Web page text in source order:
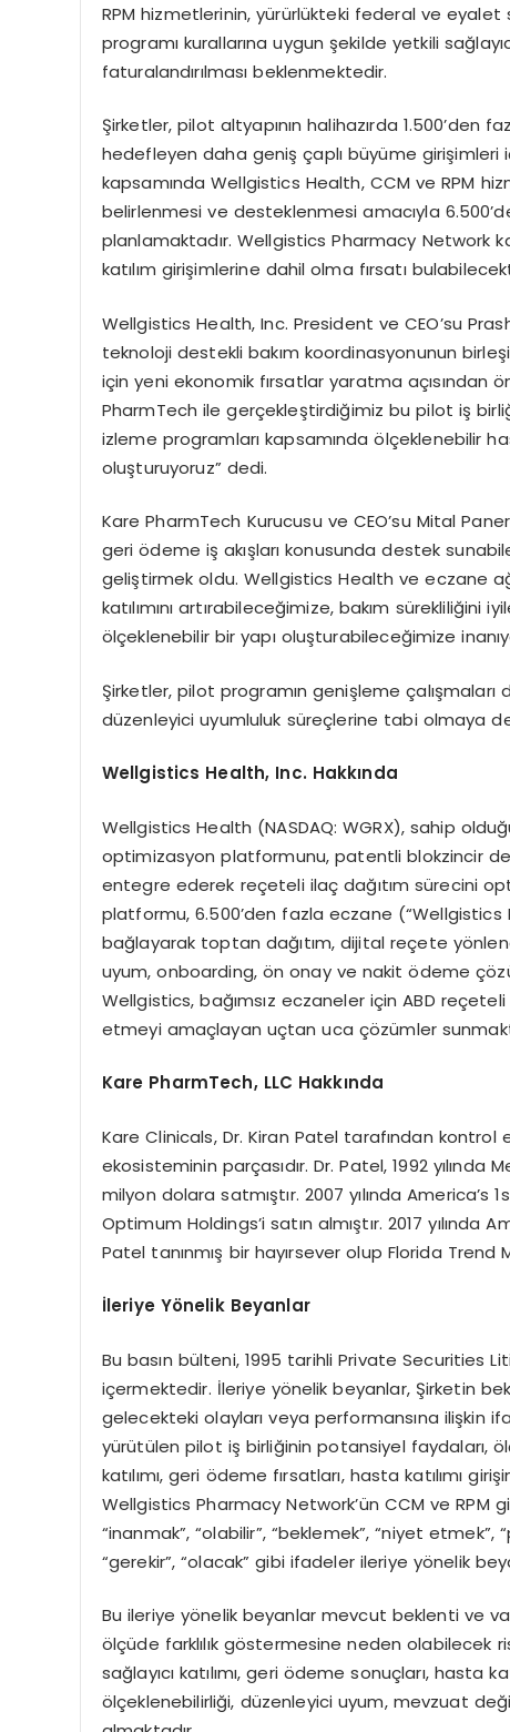
RPM hizmetlerinin, yürürlükteki federal ve
programı kurallarına uygun şekilde yetkili
faturalandırılması beklenmektedir.
Şirketler, pilot altyapının halihazırda 1.500’den
hedefleyen daha geniş çaplı büyüme girişimleri
kapsamında Wellgistics Health, CCM ve RPM
belirlenmesi ve desteklenmesi amacıyla
planlamaktadır. Wellgistics Pharmacy Network
katılım girişimlerine dahil olma fırsatı
Wellgistics Health, Inc. President ve CEO’su
teknoloji destekli bakım koordinasyonunun
için yeni ekonomik fırsatlar yaratma açısından
PharmTech ile gerçekleştirdiğimiz bu pilot iş
izleme programları kapsamında ölçeklenebilir
oluşturuyoruz” dedi.
Kare PharmTech Kurucusu ve CEO’su Mital
geri ödeme iş akışları konusunda destek
geliştirmek oldu. Wellgistics Health ve eczane
katılımını artırabileceğimize, bakım
ölçeklenebilir bir yapı oluşturabileceğimize
Şirketler, pilot programın genişleme çalışmaları
düzenleyici uyumluluk süreçlerine tabi olmaya
Wellgistics Health, Inc. Hakkında
Wellgistics Health (NASDAQ: WGRX), sahip
optimizasyon platformunu, patentli blokzincir
entegre ederek reçeteli ilaç dağıtım sürecini
platformu, 6.500’den fazla eczane
bağlayarak toptan dağıtım, dijital reçete
uyum, onboarding, ön onay ve nakit ödeme
Wellgistics, bağımsız eczaneler için ABD
etmeyi amaçlayan uçtan uca çözümler
Kare PharmTech, LLC Hakkında
Kare Clinicals, Dr. Kiran Patel tarafından
ekosisteminin parçasıdır. Dr. Patel, 1992 yılında
milyon dolara satmıştır. 2007 yılında
Optimum Holdings’i satın almıştır. 2017 yılında
Patel tanınmış bir hayırsever olup Florida Trend
İleriye Yönelik Beyanlar
Bu basın bülteni, 1995 tarihli Private Securities
içermektedir. İleriye yönelik beyanlar, Şirketin
gelecekteki olayları veya performansına ilişkin
yürütülen pilot iş birliğinin potansiyel faydaları,
katılımı, geri ödeme fırsatları, hasta katılımı
Wellgistics Pharmacy Network’ün CCM ve RPM
“inanmak”, “olabilir”, “beklemek”, “niyet etmek”,
“gerekir”, “olacak” gibi ifadeler ileriye yönelik
Bu ileriye yönelik beyanlar mevcut beklenti ve
ölçüde farklılık göstermesine neden olabilecek
sağlayıcı katılımı, geri ödeme sonuçları, hasta
ölçeklenebilirliği, düzenleyici uyum, mevzuat